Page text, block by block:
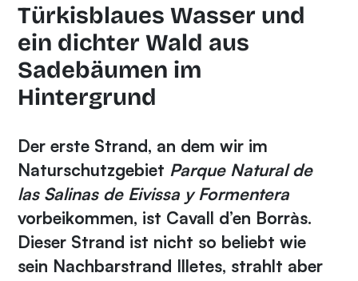
Türkisblaues Wasser und
ein dichter Wald aus
Sadebäumen im
Hintergrund
Der erste Strand, an dem wir im
Naturschutzgebiet Parque Natural de
las Salinas de Eivissa y Formentera
vorbeikommen, ist Cavall d’en Borràs.
Dieser Strand ist nicht so beliebt wie
sein Nachbarstrand Illetes, strahlt aber